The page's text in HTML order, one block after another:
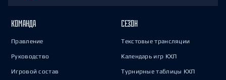
КОМАНДА
Правление
Руководство
Игровой состав
СЕЗОН
Текстовые трансляции
Календарь игр КХЛ
Турнирные таблицы КХЛ